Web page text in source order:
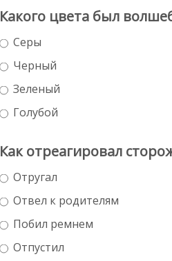
Какого цвета был
Серы
Черный
Зеленый
Голубой
Как отреагировал
Отругал
Отвел к родителям
Побил ремнем
Отпустил